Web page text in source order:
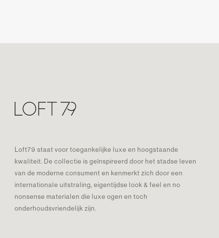
Loft79 staat voor toegankelijke luxe en hoogstaande
kwaliteit. De collectie is geïnspireerd door het stadse leven
van de moderne consument en kenmerkt zich door een
internationale uitstraling, eigentijdse look & feel en no
nonsense materialen die luxe ogen en toch
onderhoudsvriendelijk zijn.